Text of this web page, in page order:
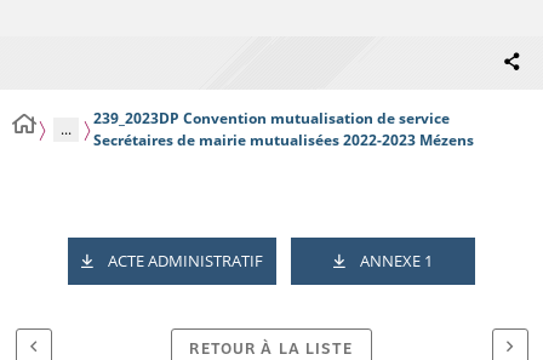
...
239_2023DP Convention mutualisation de service
Secrétaires de mairie mutualisées 2022-2023 Mézens
ACTE ADMINISTRATIF ANNEXE 1
RETOUR À LA LISTE